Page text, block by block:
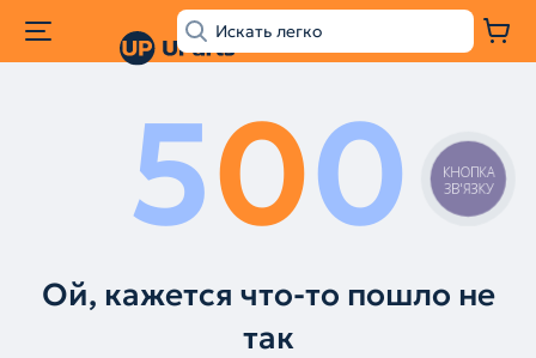
500
Ой, кажется что-то пошло не
так
КНОПКА
ЗВ'ЯЗКУ